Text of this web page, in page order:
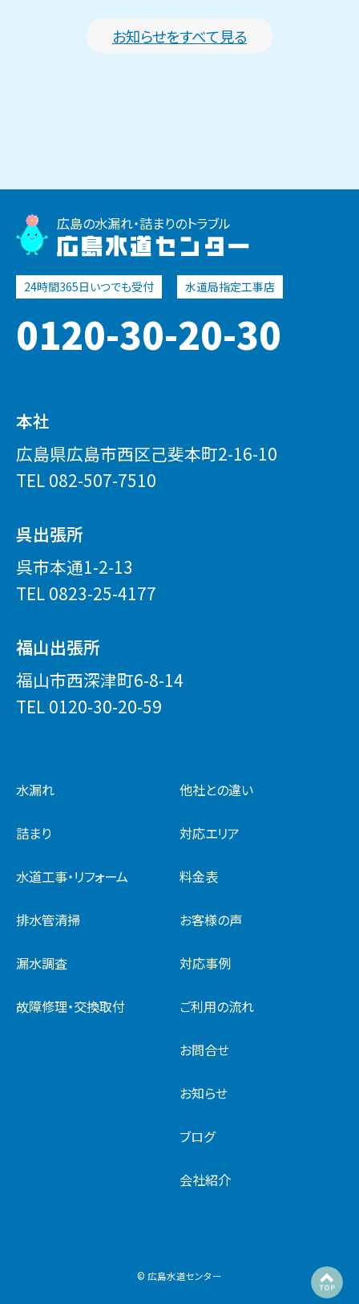
お知らせをすべて見る
広島の水漏れ・詰まりのトラブル
広島水道センター
0120-30-20-30
本社
広島県広島市西区己斐本町2-16-10
TEL 082-507-7510
呉出張所
呉市本通1-2-13
TEL 0823-25-4177
福山出張所
福山市西深津町6-8-14
TEL 0120-30-20-59
水漏れ
詰まり
水道工事・リフォーム
排水管清掃
漏水調査
故障修理・交換取付
他社との違い
対応エリア
料金表
お客様の声
対応事例
ご利用の流れ
お問合せ
お知らせ
ブログ
会社紹介
© 広島水道センター